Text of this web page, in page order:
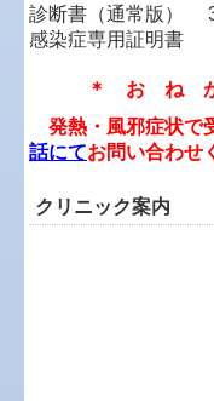
＊ お ね が
発熱・風邪症状で
話にてお問い合わせ
クリニック案内
診断書（通常版）
感染症専用証明書